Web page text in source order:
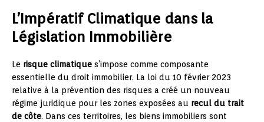
L’Impératif Climatique dans la
Législation Immobilière
Le risque climatique s’impose comme composante
essentielle du droit immobilier. La loi du 10 février 2023
relative à la prévention des risques a créé un nouveau
régime juridique pour les zones exposées au recul du trait
de côte. Dans ces territoires, les biens immobiliers sont